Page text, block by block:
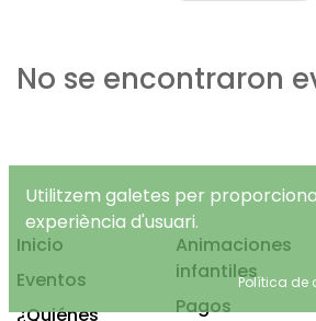
No se encontraron
Inicio
Eventos
¿Quiénes
Animaciones
infantiles
Pagos
Utilitzem galetes per
experiència d'usuari.
Política de